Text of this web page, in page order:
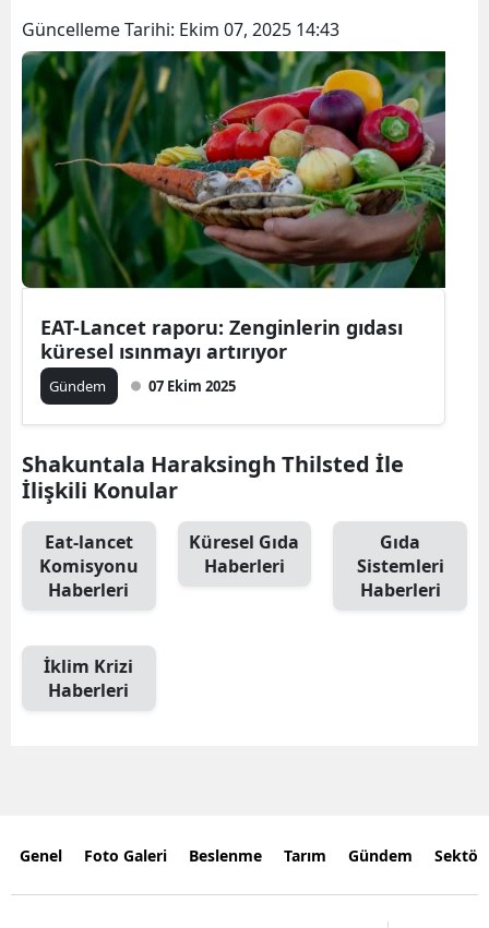
Güncelleme Tarihi: Ekim 07, 2025 14:43
EAT-Lancet raporu: Zenginlerin gıdası
küresel ısınmayı artırıyor
Gündem 07 Ekim 2025
Shakuntala Haraksingh Thilsted İle
İlişkili Konular
Eat-lancet
Komisyonu
Haberleri
Küresel Gıda
Haberleri
Gıda
Sistemleri
Haberleri
İklim Krizi
Haberleri
Genel Foto Galeri Beslenme Tarım Gündem